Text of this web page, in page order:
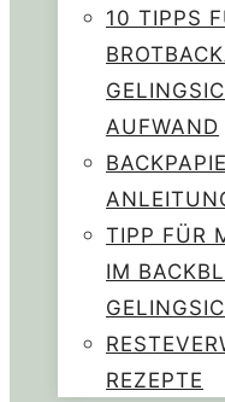
10 TIPPS
AUFWAND
TIPP FÜR
IM
REZEPTE